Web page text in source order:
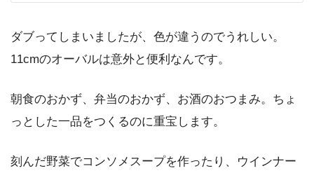
ダブってしまいましたが、色が違うのでうれしい。
11cmのオーバルは意外と便利なんです。
朝食のおかず、弁当のおかず、お酒のおつまみ。ちょ
っとした一品をつくるのに重宝します。
刻んだ野菜でコンソメスープを作ったり、ウインナー